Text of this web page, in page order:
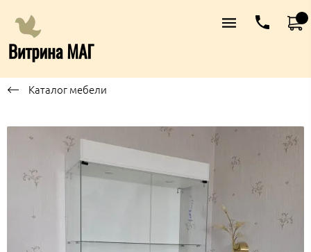
Каталог мебели